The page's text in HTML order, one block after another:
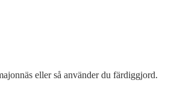
eller så använder du färdiggjord.